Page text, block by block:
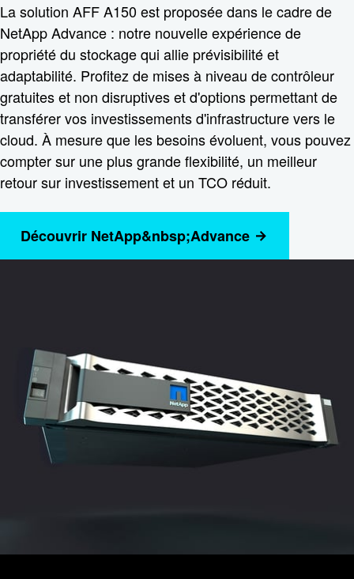
La solution AFF A150 est proposée dans le cadre de
NetApp Advance : notre nouvelle expérience de
propriété du stockage qui allie prévisibilité et
adaptabilité. Profitez de mises à niveau de contrôleur
gratuites et non disruptives et d'options permettant de
transférer vos investissements d'infrastructure vers le
cloud. À mesure que les besoins évoluent, vous pouvez
compter sur une plus grande flexibilité, un meilleur
retour sur investissement et un TCO réduit.
Découvrir NetApp&nbsp;Advance